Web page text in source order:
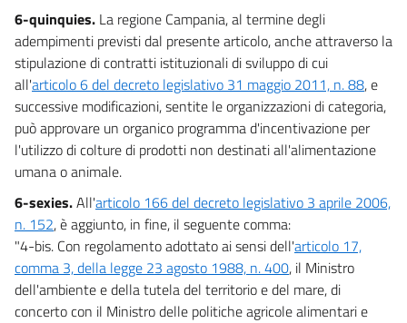
6-quinquies. La regione Campania, al termine degli
adempimenti previsti dal presente articolo, anche attraverso la
stipulazione di contratti istituzionali di sviluppo di cui
all'articolo 6 del decreto legislativo 31 maggio 2011, n. 88, e
successive modificazioni, sentite le organizzazioni di categoria,
può approvare un organico programma d'incentivazione per
l'utilizzo di colture di prodotti non destinati all'alimentazione
umana o animale.
6-sexies.All'articolo 166 del decreto legislativo 3 aprile 2006,
n. 152, è aggiunto, in fine, il seguente comma:
"4-bis. Con regolamento adottato ai sensi dell'articolo 17,
comma 3, della legge 23 agosto 1988, n. 400, il Ministro
dell'ambiente e della tutela del territorio e del mare, di
concerto con il Ministro delle politiche agricole alimentari e